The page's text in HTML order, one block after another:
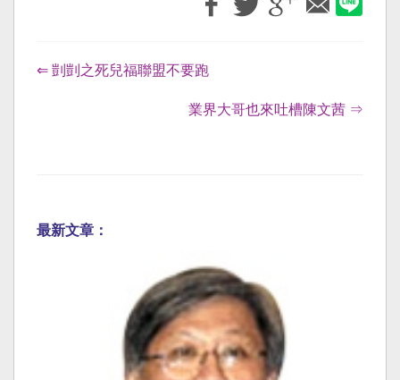
⇐ 剴剴之死兒福聯盟不要跑
業界大哥也來吐槽陳文茜 ⇒
最新文章：